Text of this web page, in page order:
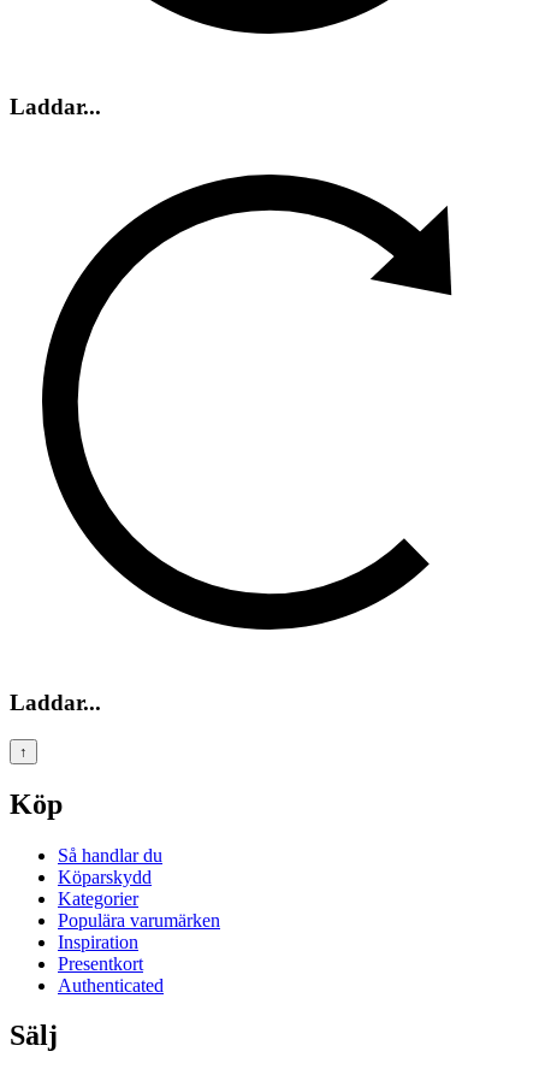
Laddar...
Laddar...
↑
Köp
Så handlar du
Köparskydd
Kategorier
Populära varumärken
Inspiration
Presentkort
Authenticated
Sälj